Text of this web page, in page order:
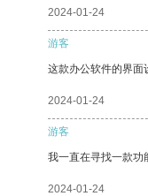
2024-01-24
游客
这款办公软件的界面
2024-01-24
游客
我一直在寻找一款功
2024-01-24